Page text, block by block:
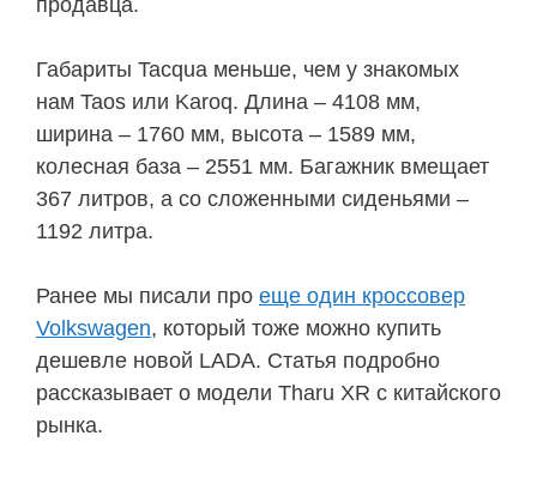
продавца.
Габариты Tacqua меньше, чем у знакомых
нам Taos или Karoq. Длина – 4108 мм,
ширина – 1760 мм, высота – 1589 мм,
колесная база – 2551 мм. Багажник вмещает
367 литров, а со сложенными сиденьями –
1192 литра.
Ранее мы писали про еще один кроссовер
Volkswagen, который тоже можно купить
дешевле новой LADA. Статья подробно
рассказывает о модели Tharu XR с китайского
рынка.